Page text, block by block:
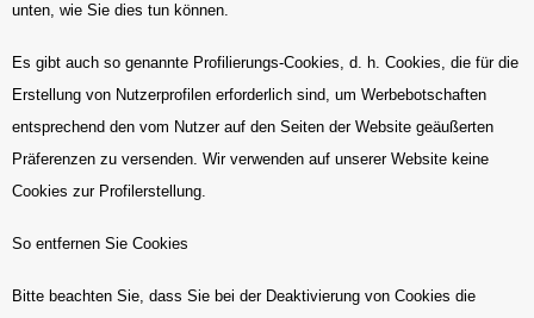
unten, wie Sie dies tun können.
Es gibt auch so genannte Profilierungs-Cookies, d. h. Cookies, die für die
Erstellung von Nutzerprofilen erforderlich sind, um Werbebotschaften
entsprechend den vom Nutzer auf den Seiten der Website geäußerten
Präferenzen zu versenden. Wir verwenden auf unserer Website keine
Cookies zur Profilerstellung.
So entfernen Sie Cookies
Bitte beachten Sie, dass Sie bei der Deaktivierung von Cookies die